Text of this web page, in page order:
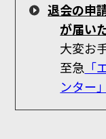
退会の申
が届い
大変お
至急
ンター」